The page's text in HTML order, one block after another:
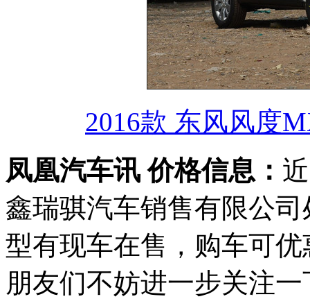
2016款 东风风度
凤凰汽车讯 价格信息：
鑫瑞骐汽车销售有限公
型有现车在售，购车可
朋友们不妨进一步关注